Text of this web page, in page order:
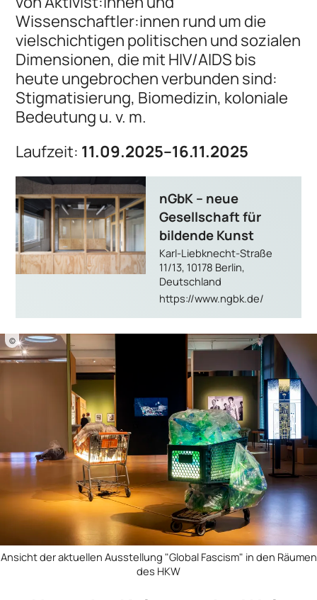
Wissenschaftler:innen rund um die
vielschichtigen politischen und sozialen
Dimensionen, die mit HIV/AIDS bis
heute ungebrochen verbunden sind:
Stigmatisierung, Biomedizin, koloniale
Bedeutung u. v. m.
Laufzeit: 11.09.2025–16.11.2025
nGbK – neue
Gesellschaft für
bildende Kunst
Karl-Liebknecht-Straße
11/13, 10178 Berlin,
Deutschland
https://www.ngbk.de/
©
Ansicht der aktuellen Ausstellung "Global Fascism" in den Räumen
des HKW